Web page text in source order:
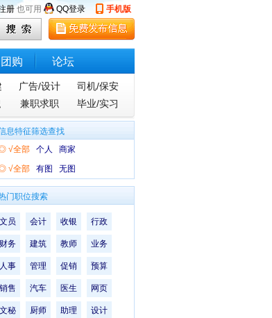
册 也可用 QQ登录 手机版
团购 论坛
广告/设计
司机/保安
兼职求职 毕业/实习
息特征筛选查找
√全部 个人
商家
√全部 有图 无图
门职位搜索
文员 会计 收银 行政
财务 建筑 教师 业务
人事 管理 促销 预算
销售 汽车 医生 网页
文秘 厨师 助理 设计